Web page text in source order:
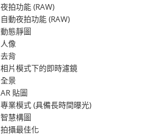
夜拍功能 (RAW)
自動夜拍功能 (RAW)
動態靜圖
人像
去背
相片模式下的即時濾鏡
全景
AR 貼圖
專業模式 (具備長時間曝光)
智慧構圖
拍攝最佳化